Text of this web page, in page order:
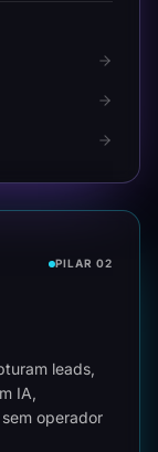
PILAR 02
leads,
IA,
operador